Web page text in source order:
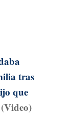
tras
que
(Video)